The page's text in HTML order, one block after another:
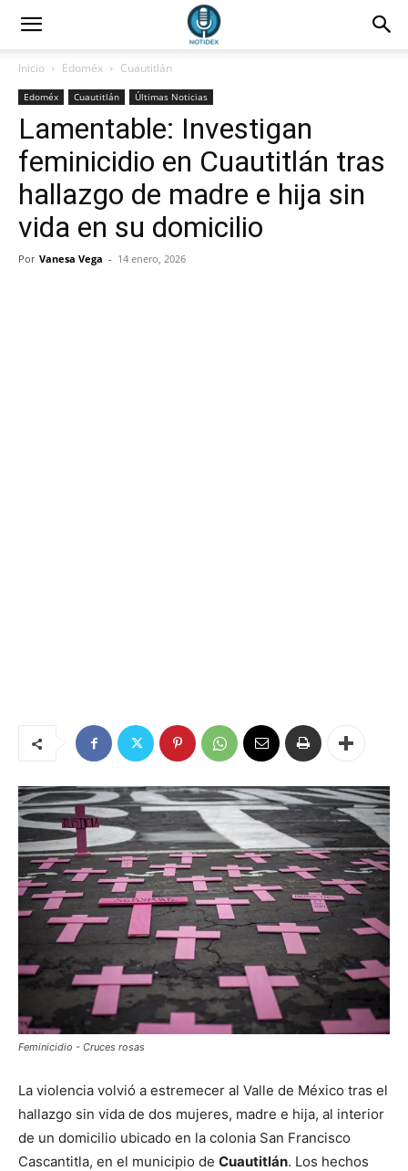
Inicio Edoméx Cuautitlán
Edoméx Cuautitlán Últimas Noticias
Lamentable: Investigan
feminicidio en Cuautitlán tras
hallazgo de madre e hija sin
vida en su domicilio
Por Vanesa Vega - 14 enero, 2026
Feminicidio - Cruces rosas
La violencia volvió a estremecer al Valle de México tras el
hallazgo sin vida de dos mujeres, madre e hija, al interior
de un domicilio ubicado en la colonia San Francisco
Cascantitla, en el municipio de Cuautitlán. Los hechos